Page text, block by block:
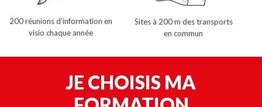
200 réunions d’information en
visio chaque année
Sites à 200 m des transports
en commun
JE CHOISIS MA